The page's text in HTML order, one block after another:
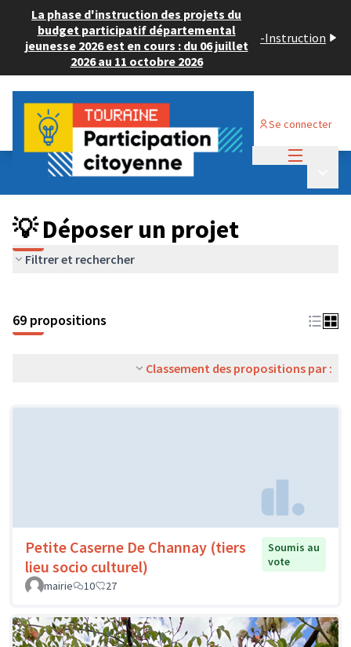
La phase d'instruction des projets du
budget participatif départemental
jeunesse 2026 est en cours : du 06 juillet
2026 au 11 octobre 2026
-Instruction
Se connecter
Budget Participatif ADULTE 2024
💡 Déposer un projet
💡 Déposer un projet
Filtrer et rechercher
69 propositions
Classement des propositions par :
Petite Caserne De Channay (tiers
lieu socio culturel)
Soumis au
vote
mairie
10 27